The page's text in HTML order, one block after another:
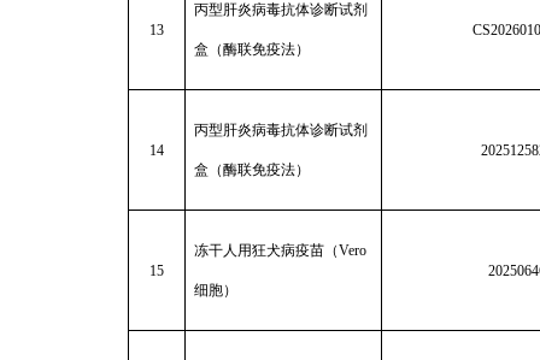
13
丙型肝炎病毒抗体诊断试剂
盒（酶联免疫法）
14
丙型肝炎病毒抗体诊断试剂
盒（酶联免疫法）
15
冻干人用狂犬病疫苗（Vero
细胞）